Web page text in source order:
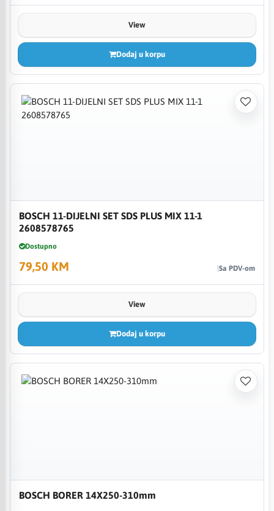
View
Dodaj u korpu
BOSCH 11-DIJELNI SET SDS PLUS MIX 11-1
2608578765
Dostupno
79,50 KM Sa PDV-om
View
Dodaj u korpu
BOSCH BORER 14X250-310mm